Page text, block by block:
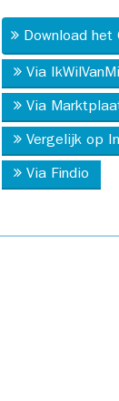
Download
Via
Via
Vergelijk op
Via Findio